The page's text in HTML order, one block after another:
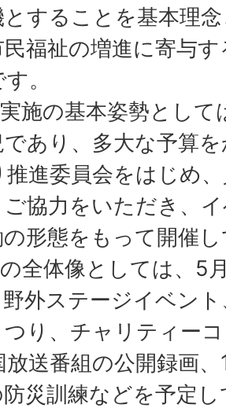
することを基本理
福祉の増進に寄与
。
施の基本姿勢として
あり、多大な予算
推進委員会をはじめ
協力をいただき、
形態をもって開催
全体像としては、5
外ステージイベン
つり、チャリティー
放送番組の公開録画
災訓練などを予定